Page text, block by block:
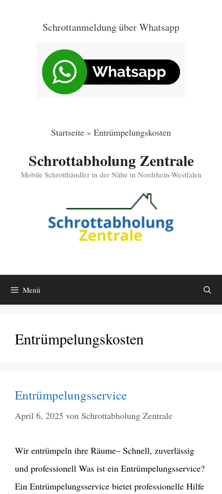
Schrottanmeldung über Whatsapp
Startseite » Entrümpelungskosten
Schrottabholung Zentrale
Mobile Schrotthändler in der Nähe in Nordrhein-Westfalen
Menü
Entrümpelungskosten
Entrümpelungsservice
April 6, 2025 von Schrottabholung Zentrale
Wir entrümpeln ihre Räume– Schnell, zuverlässig
und professionell Was ist ein Entrümpelungsservice?
Ein Entrümpelungsservice bietet professionelle Hilfe